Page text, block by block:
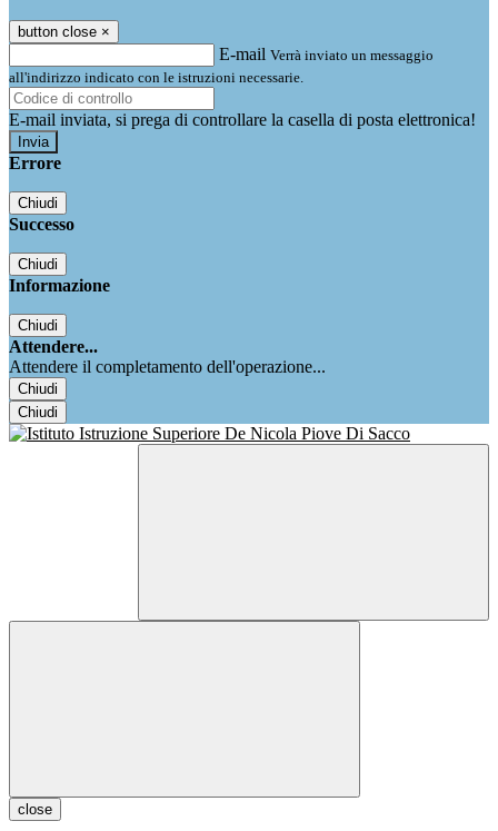
button close ×
E-mail Verrà inviato un messaggio
all'indirizzo indicato con le istruzioni necessarie.
E-mail inviata, si prega di controllare la casella di posta elettronica!
Errore
Chiudi
Successo
Chiudi
Informazione
Chiudi
Attendere...
Attendere il completamento dell'operazione...
Chiudi
Chiudi
close